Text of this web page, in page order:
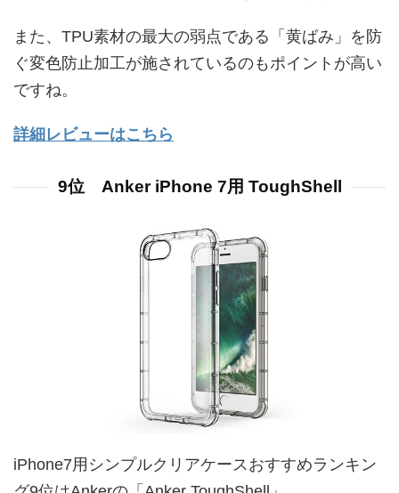
また、TPU素材の最大の弱点である「黄ばみ」を防
ぐ変色防止加工が施されているのもポイントが高い
ですね。
詳細レビューはこちら
9位 Anker iPhone 7用 ToughShell
iPhone7用シンプルクリアケースおすすめランキン